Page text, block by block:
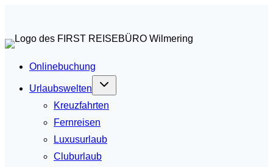
springen
Onlinebuchung
Urlaubswelten
Kreuzfahrten
Fernreisen
Luxusurlaub
Cluburlaub